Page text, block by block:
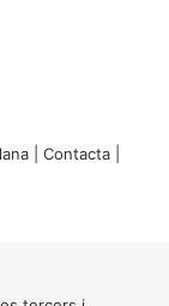
| Contacta